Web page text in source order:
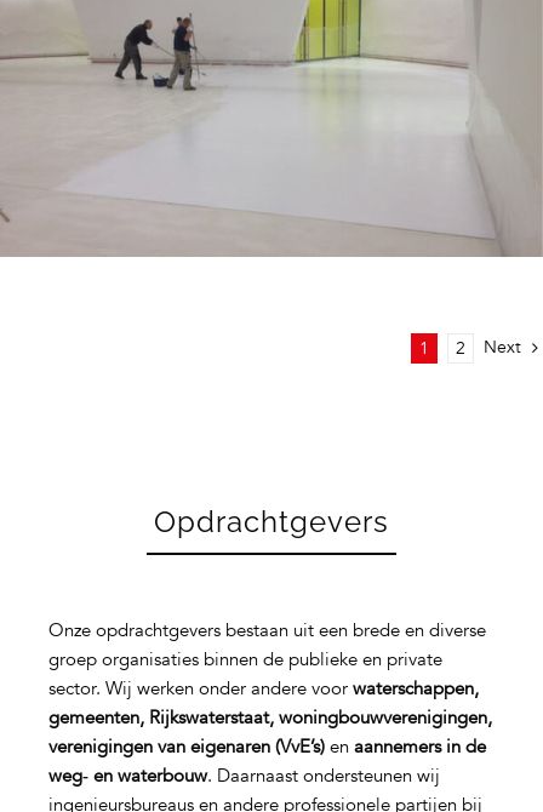
1 2 Next
Opdrachtgevers
Onze opdrachtgevers bestaan uit een brede en diverse
groep organisaties binnen de publieke en private
sector. Wij werken onder andere voor waterschappen,
gemeenten, Rijkswaterstaat, woningbouwverenigingen,
verenigingen van eigenaren (VvE’s)en aannemers in de
weg‑ en waterbouw. Daarnaast ondersteunen wij
ingenieursbureaus en andere professionele partijen bij